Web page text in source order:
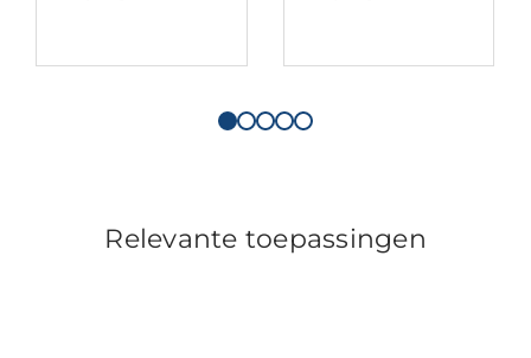
Relevante toepassingen